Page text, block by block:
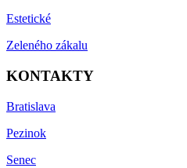
Estetické
Zeleného zákalu
KONTAKTY
Bratislava
Pezinok
Senec